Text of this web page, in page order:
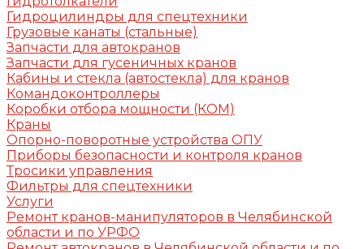
Гидроцилиндры для спецтехники
Грузовые канаты (стальные)
Запчасти для автокранов
Запчасти для гусеничных кранов
Кабины и стекла (автостекла) для кранов
Командоконтроллеры
Коробки отбора мощности (КОМ)
Краны
Опорно-поворотные устройства ОПУ
Приборы безопасности и контроля кранов
Тросики управления
Фильтры для спецтехники
Услуги
Ремонт кранов-манипуляторов в Челябинской
области и по УРФО